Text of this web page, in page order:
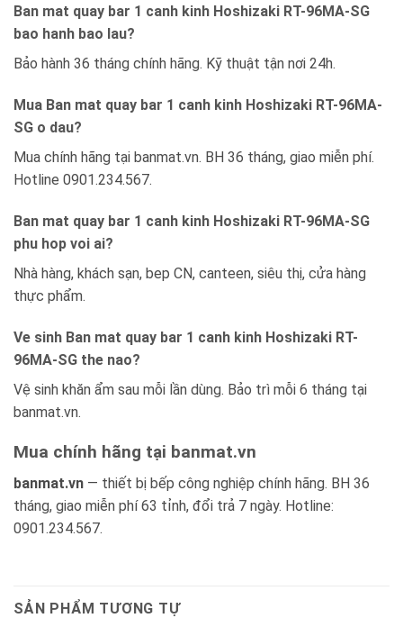
Ban mat quay bar 1 canh kinh Hoshizaki RT-96MA-SG
bao hanh bao lau?
Bảo hành 36 tháng chính hãng. Kỹ thuật tận nơi 24h.
Mua Ban mat quay bar 1 canh kinh Hoshizaki RT-96MA-
SG o dau?
Mua chính hãng tại banmat.vn. BH 36 tháng, giao miễn phí.
Hotline 0901.234.567.
Ban mat quay bar 1 canh kinh Hoshizaki RT-96MA-SG
phu hop voi ai?
Nhà hàng, khách sạn, bep CN, canteen, siêu thị, cửa hàng
thực phẩm.
Ve sinh Ban mat quay bar 1 canh kinh Hoshizaki RT-
96MA-SG the nao?
Vệ sinh khăn ẩm sau mỗi lần dùng. Bảo trì mỗi 6 tháng tại
banmat.vn.
Mua chính hãng tại banmat.vn
banmat.vn — thiết bị bếp công nghiệp chính hãng. BH 36
tháng, giao miễn phí 63 tỉnh, đổi trả 7 ngày. Hotline:
0901.234.567.
SẢN PHẨM TƯƠNG TỰ